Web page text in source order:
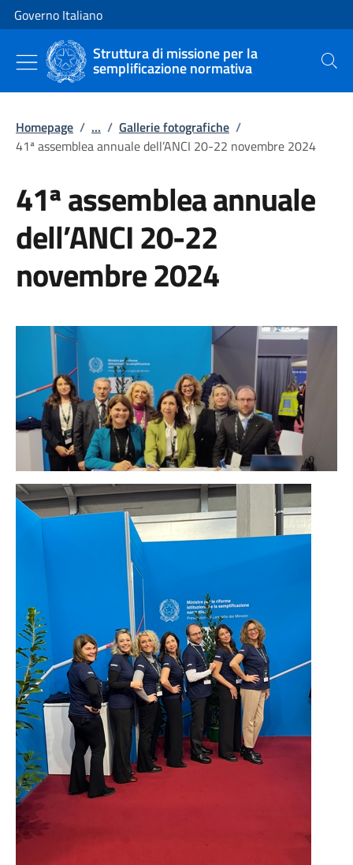
Vai al contenuto
Vai alla navigazione del sito
Governo Italiano
Struttura di missione per la
semplificazione normativa Cerca
Homepage / ... / Gallerie fotografiche /
41ª assemblea annuale dell’ANCI 20-22 novembre 2024
41ª assemblea annuale
dell’ANCI 20-22
novembre 2024